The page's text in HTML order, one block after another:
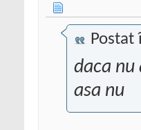
Postat
daca nu
asa nu